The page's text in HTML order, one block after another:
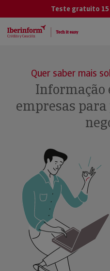
Teste gratuito 15
Quer saber mais
Informação
empresas